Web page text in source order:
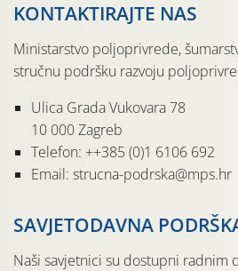
KONTAKTIRAJTE NAS
Ministarstvo poljoprivrede,
stručnu podršku razvoju
Ulica Grada Vukovara 78
10 000 Zagreb
Telefon: ++385 (0)1 6106 692
Email: strucna-podrska@mps.hr
SAVJETODAVNA
Naši savjetnici su dostupni radnim